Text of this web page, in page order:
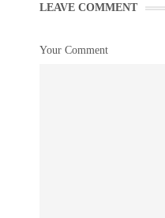
LEAVE COMMENT
Your Comment